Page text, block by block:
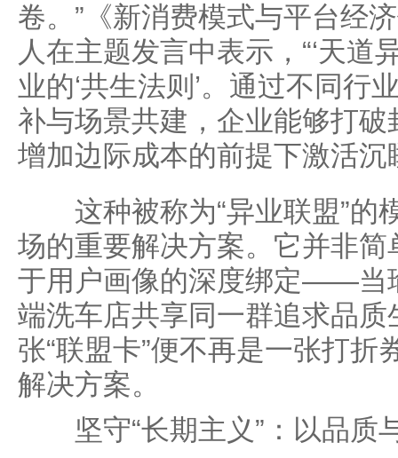
卷。”《新消费模式与平台经
人在主题发言中表示，“‘天道
业的‘共生法则’。通过不同行
补与场景共建，企业能够打破
增加边际成本的前提下激活沉
这种被称为“异业联盟”的
场的重要解决方案。它并非
于用户画像的深度绑定——当
端洗车店共享同一群追求品
张“联盟卡”便不再是一张打折
解决方案。
坚守“长期主义”：以品质